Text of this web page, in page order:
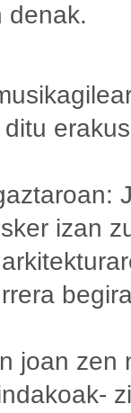
denak.
izan
joan